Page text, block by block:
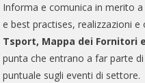
Informa e comunica in merito
e best practises, realizzazioni e
Tsport, Mappa dei Fornitori
punta che entrano a far parte
puntuale sugli eventi di settore.